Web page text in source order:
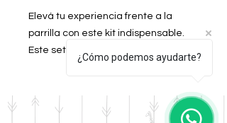
Elevá tu experiencia frente a la
parrilla con este kit indispensable.
Este set combina funcionalidad y
​Plato Circular: Madera con
terminación pulida, ideal para cortes
¿Cómo podemos ayudarte?